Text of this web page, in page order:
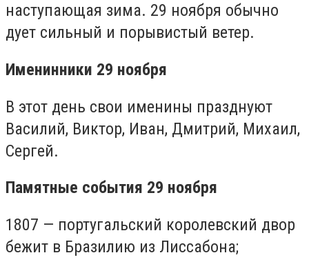
наступающая зима. 29 ноября обычно
дует сильный и порывистый ветер.
Именинники 29 ноября
В этот день свои именины празднуют
Василий, Виктор, Иван, Дмитрий, Михаил,
Сергей.
Памятные события 29 ноября
1807 — португальский королевский двор
бежит в Бразилию из Лиссабона;